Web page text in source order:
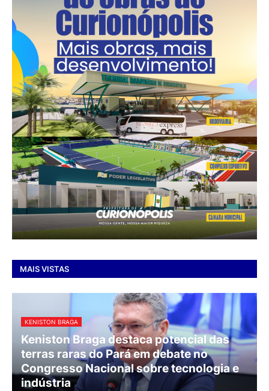
MAIS VISTAS
KENISTON BRAGA
Keniston Braga destaca potencial das
terras raras do Pará em debate no
Congresso Nacional sobre tecnologia e
indústria